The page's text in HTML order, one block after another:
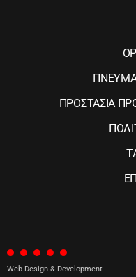
ΠΡΟΣΤΑΣΙΑ
Web Design & Development